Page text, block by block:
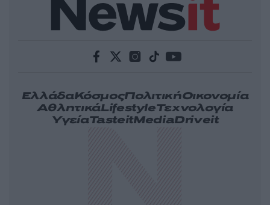
ΕλλάδαΚόσμοςΠολιτικήΟικονομία
ΑθλητικάLifestyleΤεχνολογία
ΥγείαTasteitMediaDriveit